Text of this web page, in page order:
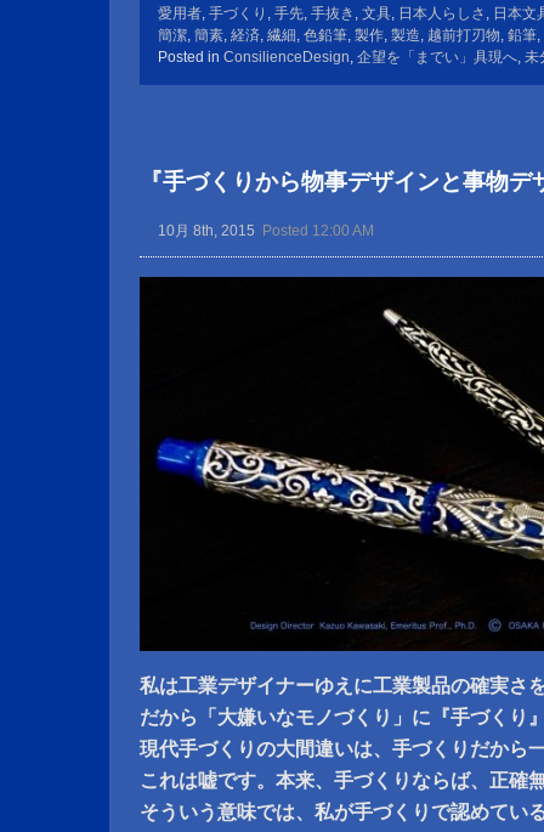
愛用者, 手づくり , 手先, 手抜き , 文具, 日本人らしさ , 日本文
簡潔, 簡素, 経済, 繊細, 色鉛筆, 製作, 製造, 越前打刃物, 鉛筆,
Posted in ConsilienceDesign, 企望を「までい」具現へ, 未
『手づくりから物事デザインと事物
10月 8th, 2015 Posted 12:00 AM
私は工業デザイナーゆえに工業製品の確実さ
だから「大嫌いなモノづくり」に『手づくり
現代手づくりの大間違いは、手づくりだから
これは嘘です。本来、手づくりならば、正確
そういう意味では、私が手づくりで認めてい